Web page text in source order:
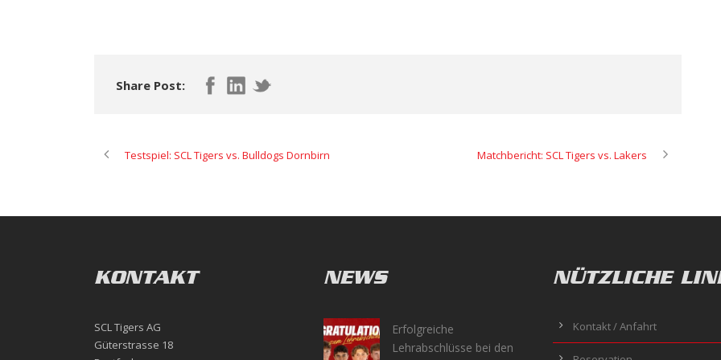
Share Post:
Testspiel: SCL Tigers vs. Bulldogs Dornbirn Matchbericht: SCL Tigers vs. Lakers
KONTAKT
SCL Tigers AG
Güterstrasse 18
NEWS
Erfolgreiche
Lehrabschlüsse bei den
NÜTZLICHE
Kontakt / Anfahrt